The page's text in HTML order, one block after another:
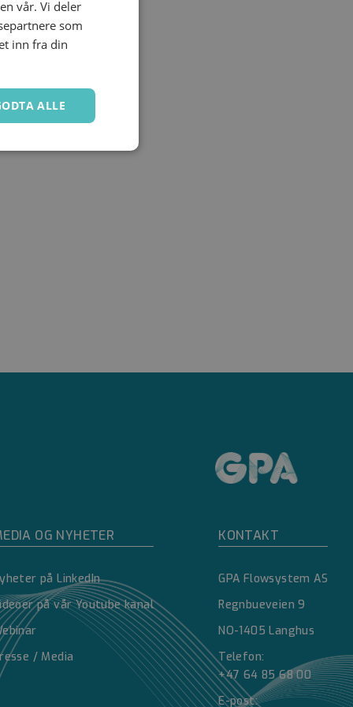
OG NYHETER
på LinkedIn
på vår Youtube kanal
/ Media
KONTAKT
GPA Flowsystem AS
Regnbueveien 9
NO-1405 Langhus
Telefon:
+47 64 85 68 00
E-post:
vår. Vi deler
som
inn fra din
ALLE
Ugradert
og utfører
mennesker
lage gyldige
mennesker
lage gyldige